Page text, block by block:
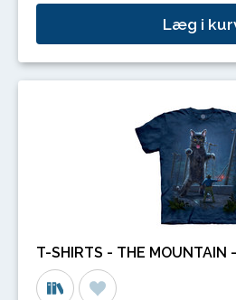
Læg i
T-SHIRTS - THE